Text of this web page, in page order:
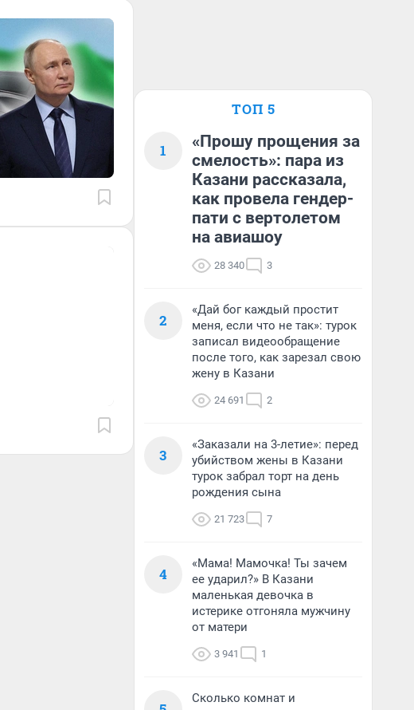
ТОП 5
1
«Прошу прощения за
смелость»: пара из
Казани рассказала,
как провела гендер-
пати с вертолетом
на авиашоу
28 340 3
2
«Дай бог каждый простит
меня, если что не так»: турок
записал видеообращение
после того, как зарезал свою
жену в Казани
24 691 2
3
«Заказали на 3-летие»: перед
убийством жены в Казани
турок забрал торт на день
рождения сына
21 723 7
4
«Мама! Мамочка! Ты зачем
ее ударил?» В Казани
маленькая девочка в
истерике отгоняла мужчину
от матери
3 941 1
Сколько комнат и